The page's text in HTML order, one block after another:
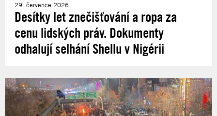
29. července 2026
Desítky let znečišťování a ropa za
cenu lidských práv. Dokumenty
odhalují selhání Shellu v Nigérii